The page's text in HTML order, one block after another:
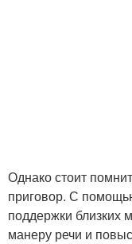
Однако стоит
приговор. С
поддержки близких
манеру речи и